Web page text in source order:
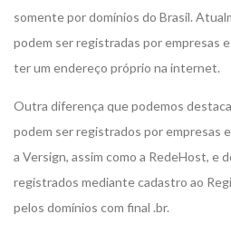
somente por domínios do Brasil.
podem ser registradas por empresas
ter um endereço próprio na internet.
Outra diferença que podemos
podem ser registrados por empresas
a Versign, assim como a RedeHost, e
registrados mediante cadastro ao
pelos domínios com final .br.